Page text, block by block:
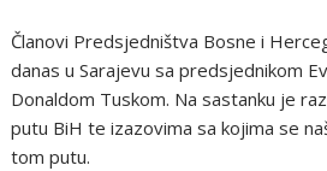
Članovi Predsjedništva Bosne i
danas u Sarajevu sa predsjednikom
Donaldom Tuskom. Na sastanku je
putu BiH te izazovima sa kojima se
tom putu.